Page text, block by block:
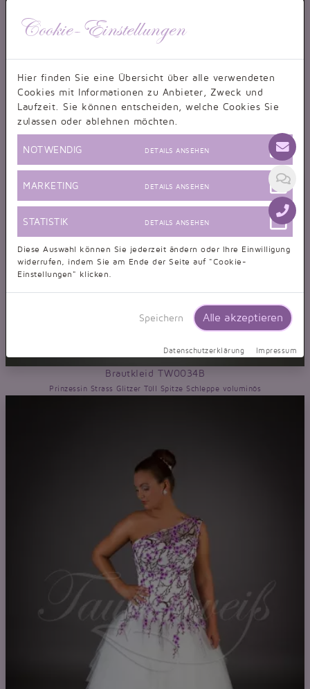
Brautkleid TW0034B
Prinzessin Strass Glitzer Tüll Spitze Schleppe voluminös
Cookie-Einstellungen
Hier finden Sie eine Übersicht über alle verwendeten
Cookies mit Informationen zu Anbieter, Zweck und
Laufzeit. Sie können entscheiden, welche Cookies Sie
zulassen oder ablehnen möchten.
NOTWENDIG DETAILS ANSEHEN
MARKETING DETAILS ANSEHEN
STATISTIK DETAILS ANSEHEN
Diese Auswahl können Sie jederzeit ändern oder Ihre Einwilligung
widerrufen, indem Sie am Ende der Seite auf "Cookie-
Einstellungen" klicken.
Speichern Alle akzeptieren
Datenschutzerklärung Impressum